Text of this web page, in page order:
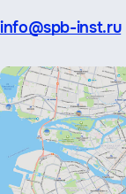
Эл.
info@spb-inst.ru